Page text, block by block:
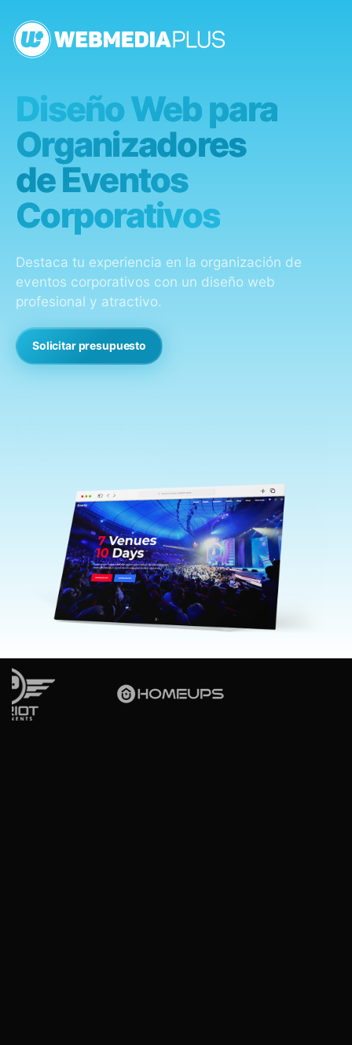
Diseño Web para
Organizadores
de Eventos
Corporativos
Destaca tu experiencia en la organización de
eventos corporativos con un diseño web
profesional y atractivo.
Solicitar presupuesto